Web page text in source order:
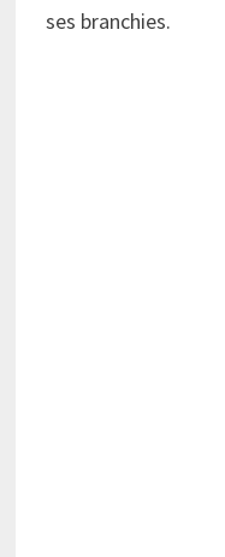
ses branchies.